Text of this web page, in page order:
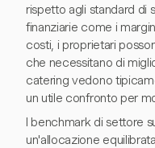
rispetto agli standard di
finanziarie come i
costi, i proprietari
che necessitano di
catering vedono
un utile confronto per
I benchmark di settore
un'allocazione